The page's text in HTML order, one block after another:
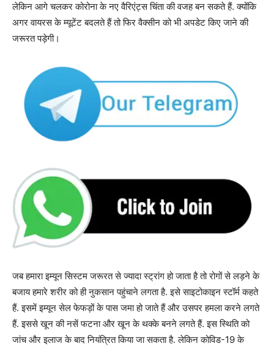
लेकिन आगे चलकर कोरोना के नए वैरिएंट्स चिंता की वजह बन सकते हैं. क्योंकि
अगर वायरस के म्यूटेंट बदलते हैं तो फिर वैक्सीन को भी अपडेट किए जाने की
जरूरत पड़ेगी।
जब हमारा इम्यून सिस्टम जरूरत से ज्यादा स्ट्रांग हो जाता है तो रोगों से लड़ने के
बजाय हमारे शरीर को ही नुकसान पहुंचाने लगता है. इसे साइटोकाइन स्टॉर्म कहते
हैं. इसमें इम्यून सेल फेफड़ों के पास जमा हो जाते हैं और उसपर हमला करने लगते
हैं. इससे खून की नसें फटना और खून के थक्के बनने लगते हैं. इस स्थिति को
जांच और इलाज के बाद नियंत्रित किया जा सकता है. लेकिन कोविड-19 के